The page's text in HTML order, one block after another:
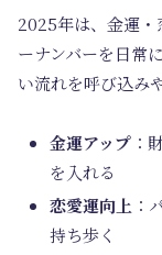
2025年は、金運・
ーナンバーを日常
い流れを呼び込み
金運アップ ：
を入れる
恋愛運向上 ：
持ち歩く